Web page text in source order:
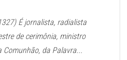
É jornalista, radialista
de cerimônia, ministro
da Palavra...